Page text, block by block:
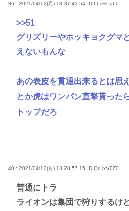
86 : 2021/04/12(月) 13:37:43.54 ID:LbsFi6g60
>>51
グリズリーやホッキョクグマ
えないもんな
あの表皮を貫通出来るとは思
とか虎はワンパン直撃貰った
トップだろ
40 : 2021/04/12(月) 13:28:57.15 ID:QrLjxV0Z0
普通にトラ
ライオンは集団で狩りするけ